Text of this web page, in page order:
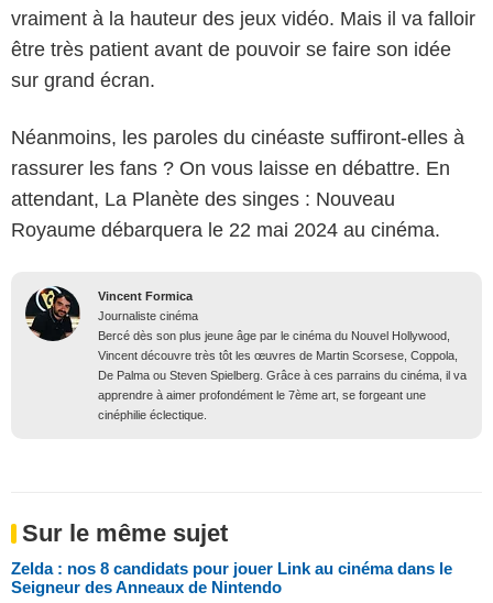
vraiment à la hauteur des jeux vidéo. Mais il va falloir
être très patient avant de pouvoir se faire son idée
sur grand écran.
Néanmoins, les paroles du cinéaste suffiront-elles à
rassurer les fans ? On vous laisse en débattre. En
attendant, La Planète des singes : Nouveau
Royaume débarquera le 22 mai 2024 au cinéma.
Vincent Formica
Journaliste cinéma
Bercé dès son plus jeune âge par le cinéma du Nouvel Hollywood,
Vincent découvre très tôt les œuvres de Martin Scorsese, Coppola,
De Palma ou Steven Spielberg. Grâce à ces parrains du cinéma, il va
apprendre à aimer profondément le 7ème art, se forgeant une
cinéphilie éclectique.
Sur le même sujet
Zelda : nos 8 candidats pour jouer Link au cinéma dans le
Seigneur des Anneaux de Nintendo